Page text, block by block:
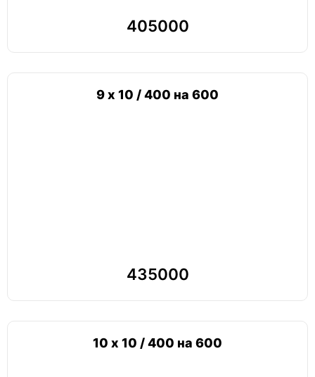
405000
9 х 10 / 400 на 600
435000
10 х 10 / 400 на 600